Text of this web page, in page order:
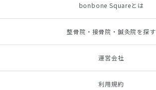
bonbone Squareとは
整骨院・接骨院・鍼灸院を探す
運営会社
利用規約